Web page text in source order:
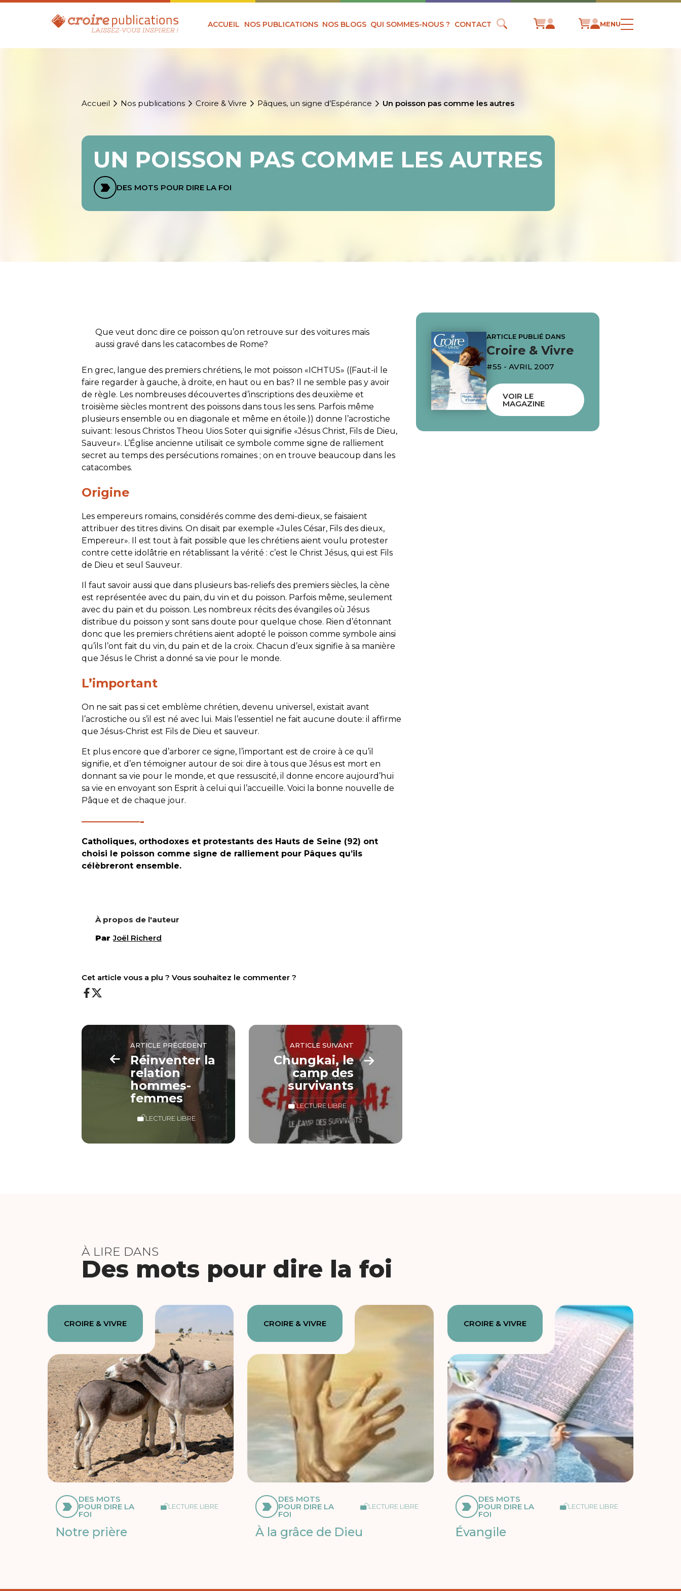
ACCUEIL NOS PUBLICATIONS NOS BLOGS QUI SOMMES-NOUS ? CONTACT MENU
Accueil Nos publications Croire & Vivre Pâques, un signe d’Espérance Un poisson pas comme les autres
UN POISSON PAS COMME LES AUTRES
DES MOTS POUR DIRE LA FOI
Que veut donc dire ce poisson qu’on retrouve sur des voitures mais
aussi gravé dans les catacombes de Rome?
En grec, langue des premiers chrétiens, le mot poisson «ICHTUS» ((Faut-il le
faire regarder à gauche, à droite, en haut ou en bas? Il ne semble pas y avoir
de règle. Les nombreuses découvertes d’inscriptions des deuxième et
troisième siècles montrent des poissons dans tous les sens. Parfois même
plusieurs ensemble ou en diagonale et même en étoile.)) donne l’acrostiche
suivant: Iesous Christos Theou Uios Soter qui signifie «Jésus Christ, Fils de Dieu,
Sauveur». L’Église ancienne utilisait ce symbole comme signe de ralliement
secret au temps des persécutions romaines ; on en trouve beaucoup dans les
catacombes.
Origine
Les empereurs romains, considérés comme des demi-dieux, se faisaient
attribuer des titres divins. On disait par exemple «Jules César, Fils des dieux,
Empereur». Il est tout à fait possible que les chrétiens aient voulu protester
contre cette idolâtrie en rétablissant la vérité : c’est le Christ Jésus, qui est Fils
de Dieu et seul Sauveur.
Il faut savoir aussi que dans plusieurs bas-reliefs des premiers siècles, la cène
est représentée avec du pain, du vin et du poisson. Parfois même, seulement
avec du pain et du poisson. Les nombreux récits des évangiles où Jésus
distribue du poisson y sont sans doute pour quelque chose. Rien d’étonnant
donc que les premiers chrétiens aient adopté le poisson comme symbole ainsi
qu’ils l’ont fait du vin, du pain et de la croix. Chacun d’eux signifie à sa manière
que Jésus le Christ a donné sa vie pour le monde.
L’important
On ne sait pas si cet emblème chrétien, devenu universel, existait avant
l’acrostiche ou s’il est né avec lui. Mais l’essentiel ne fait aucune doute: il affirme
que Jésus-Christ est Fils de Dieu et sauveur.
Et plus encore que d’arborer ce signe, l’important est de croire à ce qu’il
signifie, et d’en témoigner autour de soi: dire à tous que Jésus est mort en
donnant sa vie pour le monde, et que ressuscité, il donne encore aujourd’hui
sa vie en envoyant son Esprit à celui qui l’accueille. Voici la bonne nouvelle de
Pâque et de chaque jour.
—————-
Catholiques, orthodoxes et protestants des Hauts de Seine (92) ont
choisi le poisson comme signe de ralliement pour Pâques qu’ils
célèbreront ensemble.
À propos de l'auteur
ParJoël Richerd
Cet article vous a plu ? Vous souhaitez le commenter ?
ARTICLE PRÉCÉDENT
Réinventer la
relation
hommes-
femmes
LECTURE LIBRE
ARTICLE SUIVANT
Chungkai, le
camp des
survivants
LECTURE LIBRE
ARTICLE PUBLIÉ DANS
Croire & Vivre
#55 - AVRIL 2007
VOIR LE
MAGAZINE
À LIRE DANS
Des mots pour dire la foi
CROIRE & VIVRE
DES MOTS
POUR DIRE LA
FOI
LECTURE LIBRE
Notre prière
CROIRE & VIVRE
DES MOTS
POUR DIRE LA
FOI
LECTURE LIBRE
À la grâce de Dieu
CROIRE & VIVRE
DES MOTS
POUR DIRE LA
FOI
LECTURE LIBRE
Évangile